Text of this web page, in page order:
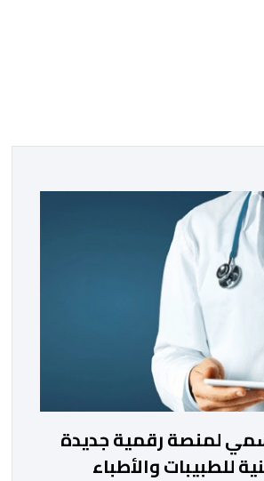
لمنصة رقمية جديدة
للطبيبات والأطباء